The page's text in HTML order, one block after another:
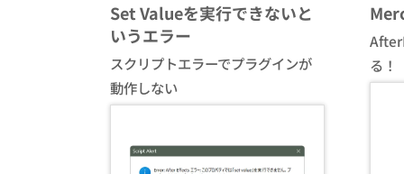
Set Valueを実行できないと
いうエラー
スクリプトエラーでプラグインが
動作しない
る！